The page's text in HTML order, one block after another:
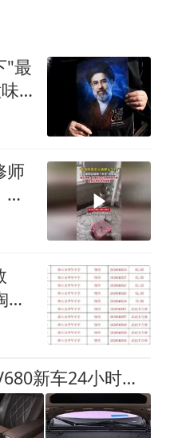
"最
师
余承东：尊界V800、V680新车24小时大定突破3500台